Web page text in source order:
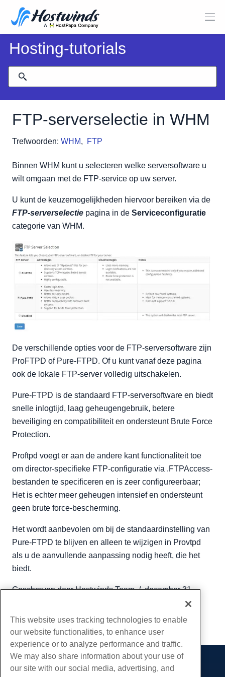
Hosting-tutorials
FTP-serverselectie in WHM
Trefwoorden: WHM, FTP
Binnen WHM kunt u selecteren welke serversoftware u
wilt omgaan met de FTP-service op uw server.
U kunt de keuzemogelijkheden hiervoor bereiken via de
FTP-serverselectie pagina in de Serviceconfiguratie
categorie van WHM.
De verschillende opties voor de FTP-serversoftware zijn
ProFTPD of Pure-FTPD. Of u kunt vanaf deze pagina
ook de lokale FTP-server volledig uitschakelen.
Pure-FTPD is de standaard FTP-serversoftware en biedt
snelle inlogtijd, laag geheugengebruik, betere
beveiliging en compatibiliteit en ondersteunt Brute Force
Protection.
Proftpd voegt er aan de andere kant functionaliteit toe
om director-specifieke FTP-configuratie via .FTPAccess-
bestanden te specificeren en is zeer configureerbaar;
Het is echter meer geheugen intensief en ondersteunt
geen brute force-bescherming.
Het wordt aanbevolen om bij de standaardinstelling van
Pure-FTPD te blijven en alleen te wijzigen in Provtpd
als u de aanvullende aanpassing nodig heeft, die het
biedt.
Geschreven door Hostwinds Team/december 31,
Kopiëren URL
Producten
This website uses tracking technologies to enable
our website functionalities, to enhance user
experience or to analyze performance and traffic.
We may also share information about your use of
our site with our social media, advertising, and